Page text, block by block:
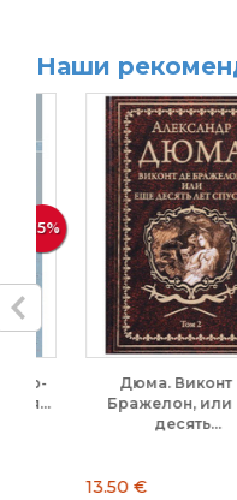
Наши
Дюма. Виконт де
Бражелон, или Еще
десять...
13.50 €